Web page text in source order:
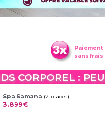
Paiement
sans frais
CORPOREL :
Spa Samana (2 places)
3.899€